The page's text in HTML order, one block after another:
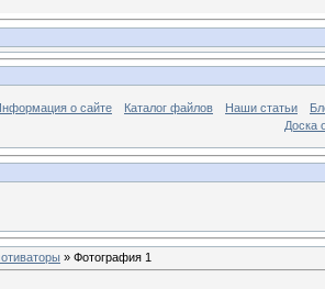
о сайте Каталог файлов Наши статьи
Доска
» Фотография 1